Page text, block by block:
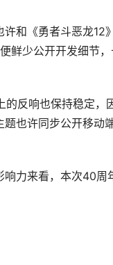
和《勇者斗恶龙12
鲜少公开开发细节，
的反响也保持稳定，
也许同步公开移动
力来看，本次40周